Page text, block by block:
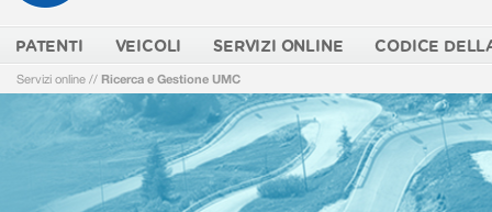
PATENTI VEICOLI SERVIZI ONLINE CODICE
Servizi online // Ricerca e Gestione UMC